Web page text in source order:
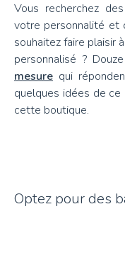
Vous recherchez
votre personnalité et
souhaitez faire plaisir
personnalisé ?
mesure qui
quelques idées de
cette boutique.
Optez pour des